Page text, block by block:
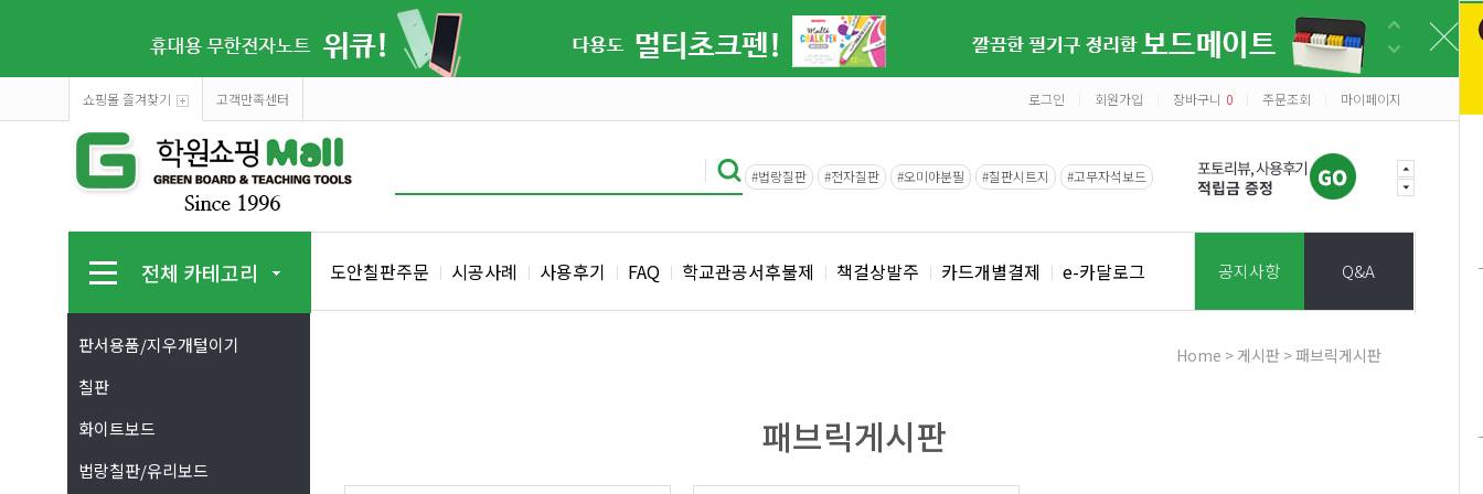
쇼핑몰 즐겨찾기 고객만족센터 로그인 회원가입 장바구니 0 주문조회 마이페이지
#법랑칠판 #전자칠판 #오미야분필 #칠판시트지 #고무자석보드
전체 카테고리 도안칠판주문 시공사례 사용후기 FAQ 학교관공서후불제 책걸상발주 카드개별결제 e-카달로그 공지사항 Q&A
판서용품/지우개털이기
칠판
화이트보드
법랑칠판/유리보드
Home > 게시판 >패브릭게시판
패브릭게시판